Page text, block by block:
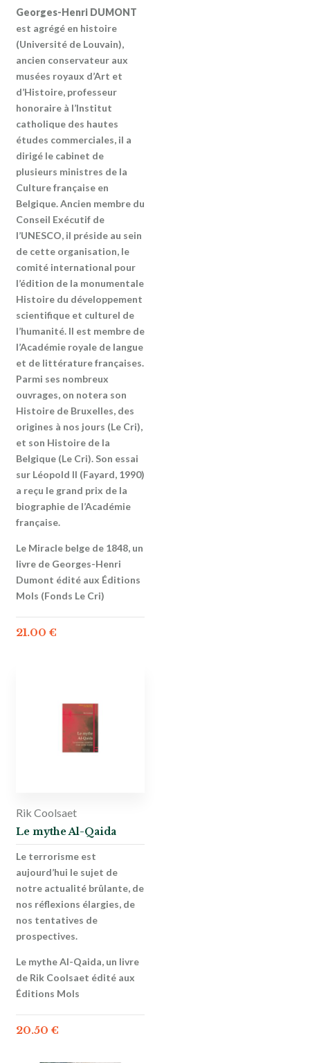
Georges-Henri DUMONT
est agrégé en histoire
(Université de Louvain),
ancien conservateur aux
musées royaux d’Art et
d’Histoire, professeur
honoraire à l’Institut
catholique des hautes
études commerciales, il a
dirigé le cabinet de
plusieurs ministres de la
Culture française en
Belgique. Ancien membre du
Conseil Exécutif de
l’UNESCO, il préside au sein
de cette organisation, le
comité international pour
l’édition de la monumentale
Histoire du développement
scientifique et culturel de
l’humanité. Il est membre de
l’Académie royale de langue
et de littérature françaises.
Parmi ses nombreux
ouvrages, on notera son
Histoire de Bruxelles, des
origines à nos jours (Le Cri),
et son Histoire de la
Belgique (Le Cri). Son essai
sur Léopold II (Fayard, 1990)
a reçu le grand prix de la
biographie de l’Académie
française.
Le Miracle belge de 1848, un
livre de Georges-Henri
Dumont édité aux Éditions
Mols (Fonds Le Cri)
21.00 €
Rik Coolsaet
Le mythe Al-Qaida
Le terrorisme est
aujourd’hui le sujet de
notre actualité brûlante, de
nos réflexions élargies, de
nos tentatives de
prospectives.
Le mythe Al-Qaida, un livre
de Rik Coolsaet édité aux
Éditions Mols
20.50 €